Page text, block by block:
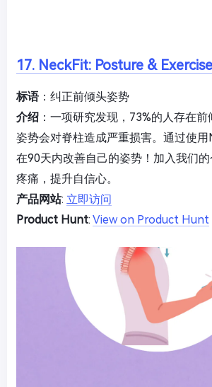
17. NeckFit: Posture &
标语：纠正前倾头姿势
介绍 ：一项研究发现，73%的人存在
姿势会对脊柱造成严重损害。通过使
在90天内改善自己的姿势！加入我们
疼痛，提升自信心。
产品网站: 立即访问
Product Hunt: View on Product Hunt